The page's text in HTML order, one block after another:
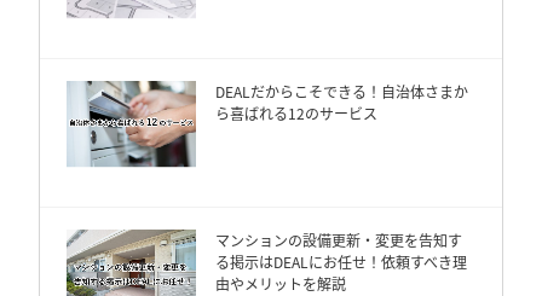
DEALだからこそできる！自治体さまか
ら喜ばれる12のサービス
マンションの設備更新・変更を告知す
る掲示はDEALにお任せ！依頼すべき理
由やメリットを解説